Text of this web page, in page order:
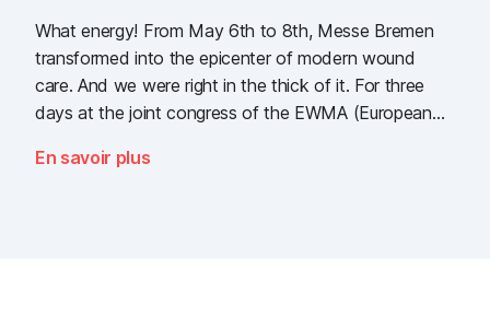
What energy! From May 6th to 8th, Messe Bremen
transformed into the epicenter of modern wound
care. And we were right in the thick of it. For three
days at the joint congress of the EWMA (European
(German Wound Congress), we showcased what the
En savoir plus